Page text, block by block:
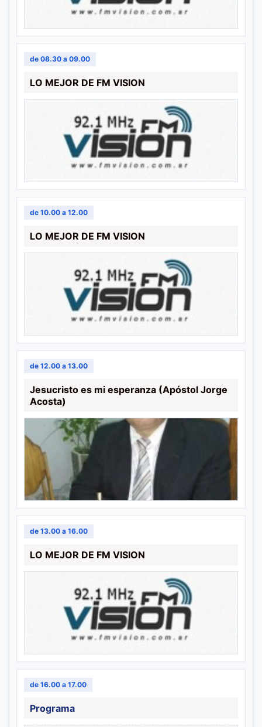
de 08.30 a 09.00
LO MEJOR DE FM VISION
de 10.00 a 12.00
LO MEJOR DE FM VISION
de 12.00 a 13.00
Jesucristo es mi esperanza (Apóstol Jorge
Acosta)
de 13.00 a 16.00
LO MEJOR DE FM VISION
de 16.00 a 17.00
Programa